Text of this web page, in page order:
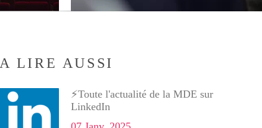
A LIRE AUSSI
⚡Toute l'actualité de la MDE sur
LinkedIn